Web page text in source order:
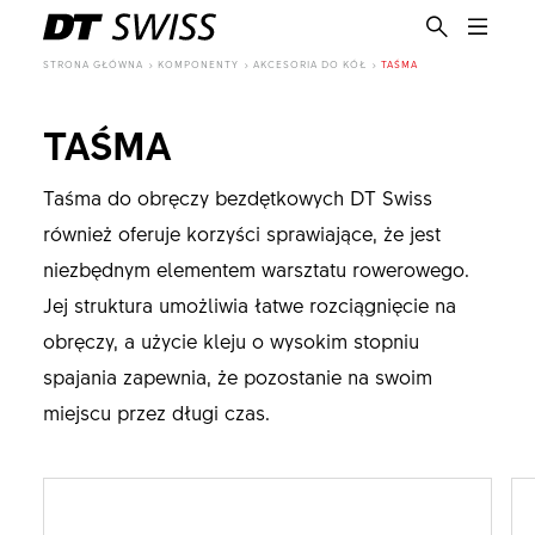
PL
STRONA GŁÓWNA KOMPONENTY AKCESORIA DO KÓŁ TAŚMA
TAŚMA
Taśma do obręczy bezdętkowych DT Swiss
również oferuje korzyści sprawiające, że jest
niezbędnym elementem warsztatu rowerowego.
Jej struktura umożliwia łatwe rozciągnięcie na
obręczy, a użycie kleju o wysokim stopniu
spajania zapewnia, że pozostanie na swoim
miejscu przez długi czas.